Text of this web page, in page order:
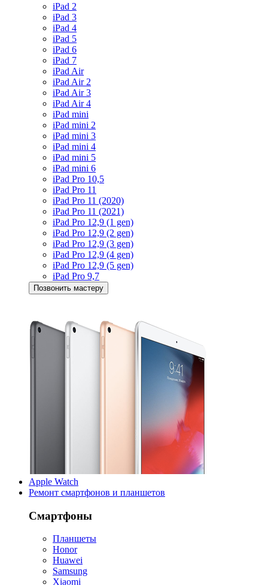
iPad 2
iPad 3
iPad 4
iPad 5
iPad 6
iPad 7
iPad Air
iPad Air 2
iPad Air 3
iPad Air 4
iPad mini
iPad mini 2
iPad mini 3
iPad mini 4
iPad mini 5
iPad mini 6
iPad Pro 10,5
iPad Pro 11
iPad Pro 11 (2020)
iPad Pro 11 (2021)
iPad Pro 12,9 (1 gen)
iPad Pro 12,9 (2 gen)
iPad Pro 12,9 (3 gen)
iPad Pro 12,9 (4 gen)
iPad Pro 12,9 (5 gen)
iPad Pro 9,7
Позвонить мастеру
Apple Watch
Ремонт смартфонов и планшетов
Смартфоны
Планшеты
Honor
Huawei
Samsung
Xiaomi